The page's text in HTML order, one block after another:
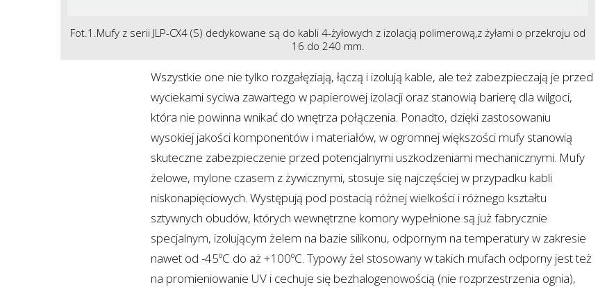
Fot.1.Mufy z serii JLP-CX4 (S) dedykowane są do kabli 4-żyłowych z izolacją polimerową,z żyłami o przekroju od
16 do 240 mm.
Wszystkie one nie tylko rozgałęziają, łączą i izolują kable, ale też zabezpieczają je przed
wyciekami syciwa zawartego w papierowej izolacji oraz stanowią barierę dla wilgoci,
która nie powinna wnikać do wnętrza połączenia. Ponadto, dzięki zastosowaniu
wysokiej jakości komponentów i materiałów, w ogromnej większości mufy stanowią
skuteczne zabezpieczenie przed potencjalnymi uszkodzeniami mechanicznymi. Mufy
żelowe, mylone czasem z żywicznymi, stosuje się najczęściej w przypadku kabli
niskonapięciowych. Występują pod postacią różnej wielkości i różnego kształtu
sztywnych obudów, których wewnętrzne komory wypełnione są już fabrycznie
specjalnym, izolującym żelem na bazie silikonu, odpornym na temperatury w zakresie
nawet od -45ºC do aż +100ºC. Typowy żel stosowany w takich mufach odporny jest też
na promieniowanie UV i cechuje się bezhalogenowością (nie rozprzestrzenia ognia),